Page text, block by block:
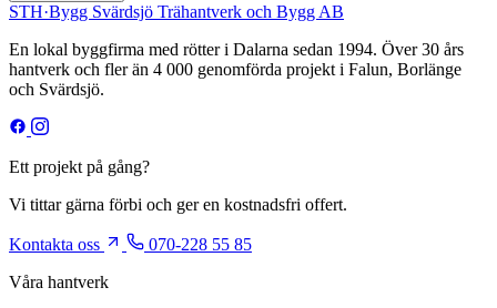
STH·Bygg Svärdsjö Trähantverk och Bygg AB
En lokal byggfirma med rötter i Dalarna sedan 1994. Över 30 års
hantverk och fler än 4 000 genomförda projekt i Falun, Borlänge
och Svärdsjö.
Ett projekt på gång?
Vi tittar gärna förbi och ger en kostnadsfri offert.
Kontakta oss
070-228 55 85
Våra hantverk